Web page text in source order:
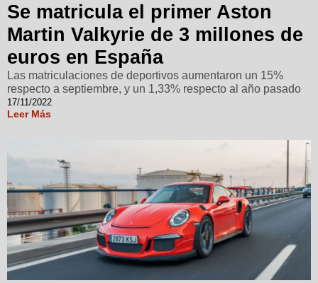
Se matricula el primer Aston
Martin Valkyrie de 3 millones de
euros en España
Las matriculaciones de deportivos aumentaron un 15%
respecto a septiembre, y un 1,33% respecto al año pasado
17/11/2022
Leer Más